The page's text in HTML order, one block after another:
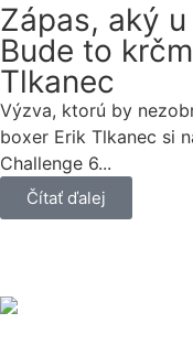
Zápas, aký
Bude to
Tlkanec
Výzva, ktorú by
boxer Erik Tlkanec si
Challenge 6...
Čítať ďalej